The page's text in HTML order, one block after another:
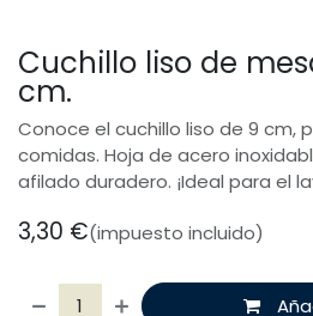
Cuchillo liso de
cm.
Conoce el cuchillo liso de 9 cm,
comidas. Hoja de acero
afilado duradero. ¡Ideal para el
3,30 €(impuesto incluido)